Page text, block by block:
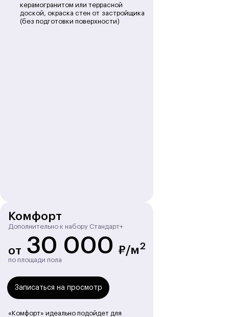
керамогранитом или террасной
доской, окраска стен от застройщика
(без подготовки поверхности)
Комфорт
от 30 000 ₽/м2
«Комфорт» идеально подойдет для
Дополнительно к набору Стандарт+
по площади пола
Записаться на просмотр
Записаться на просмотр
Этапы ремонта
студии